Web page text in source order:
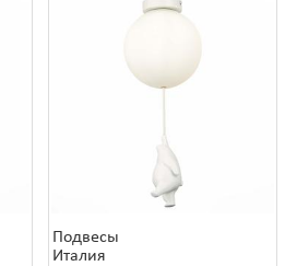
Подвесы
Италия